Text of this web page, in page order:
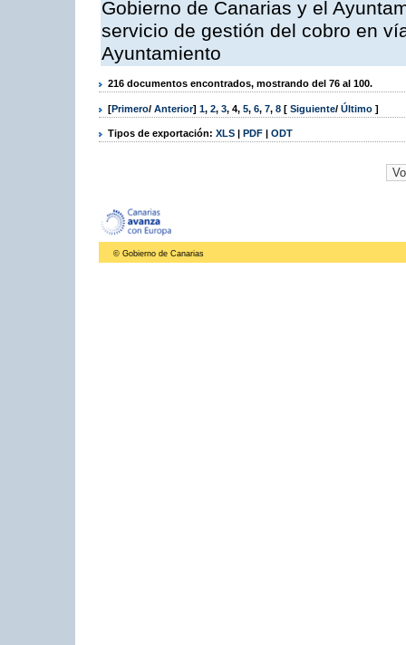
Gobierno de Canarias y el
servicio de gestión del cobro en
Ayuntamiento
216 documentos encontrados, mostrando del 76 al 100.
[Primero/ Anterior] 1, 2, 3, 4, 5, 6, 7, 8 [ Siguiente/ Último ]
Tipos de exportación: XLS | PDF | ODT
© Gobierno de Canarias